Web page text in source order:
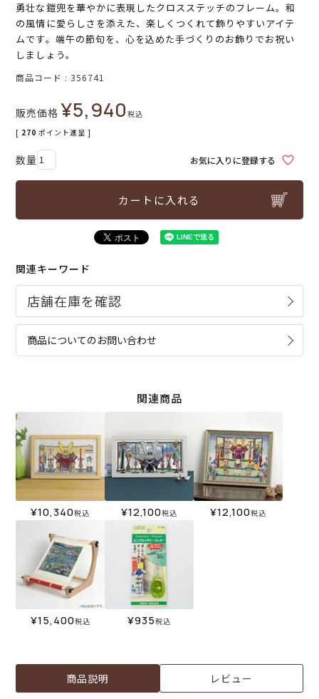
勇壮な鎧兜を華やかに表現したクロスステッチのフレーム。和
の風情に愛らしさを添えた、楽しくつくれて飾りやすいアイテ
ムです。端午の節句を、心を込めた手づくりのお飾りでお祝い
しましょう。
商品コード 356741
販売価格 ¥5,940税込
[ 270 ポイント進呈 ]
お気に入りに登録する
カートに入れる
関連キーワード
商品についてのお問い合わせ
関連商品
¥10,340税込 ¥12,100税込 ¥12,100税込
¥15,400税込 ¥935税込
商品説明 レビュー